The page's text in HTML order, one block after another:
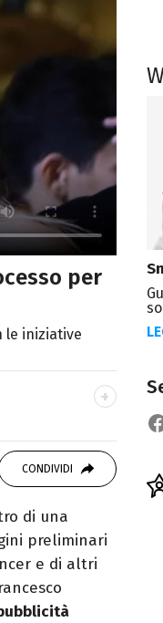
per
le iniziative
Si
Nuovi media
uffici stampa.
CONDIVIDI
di una
preliminari
e di altri